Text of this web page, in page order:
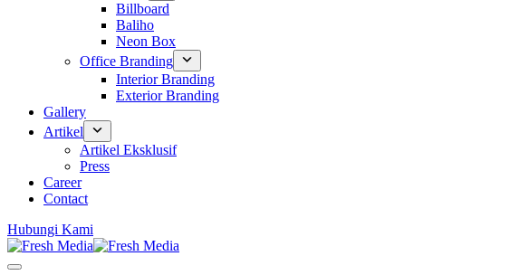
Billboard
Baliho
Neon Box
Office Branding
Interior Branding
Exterior Branding
Gallery
Artikel
Artikel Eksklusif
Press
Career
Contact
Hubungi Kami